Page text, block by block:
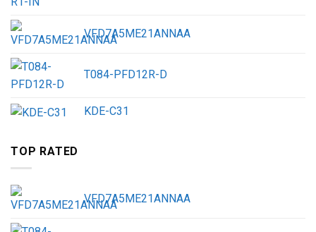
VFD7A5ME21ANNAA
T084-PFD12R-D
KDE-C31
TOP RATED
VFD7A5ME21ANNAA